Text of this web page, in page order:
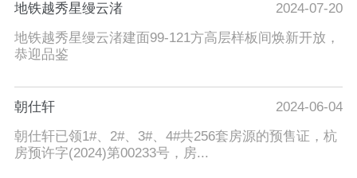
地铁越秀星缦云渚
2024-07-20
地铁越秀星缦云渚建面99-121方高层样板间焕新开放，
恭迎品鉴
朝仕轩
2024-06-04
朝仕轩已领1#、2#、3#、4#共256套房源的预售证，杭
房预许字(2024)第00233号，房...